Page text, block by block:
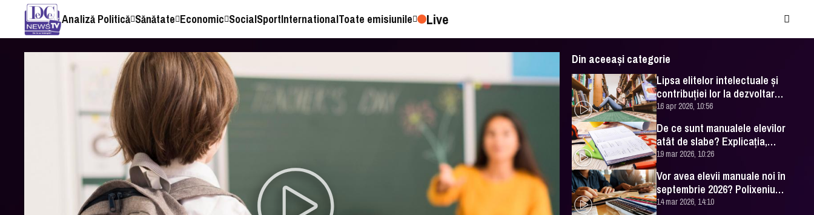
Analiză Politică Sănătate Economic SocialSportInternationalToate emisiunile Live
Din aceeași categorie
Lipsa elitelor intelectuale și
contribuției lor la dezvoltarea
țării. Prof. Mihai Manea
explică situația actuală
16 apr 2026, 10:56
De ce sunt manualele elevilor
atât de slabe? Explicația,
oferită de directorul executiv
al Uniunii Editorilor din
România
19 mar 2026, 10:26
Vor avea elevii manuale noi în
septembrie 2026? Polixeniu
Anghel, invitat la DC Edu
14 mar 2026, 14:10